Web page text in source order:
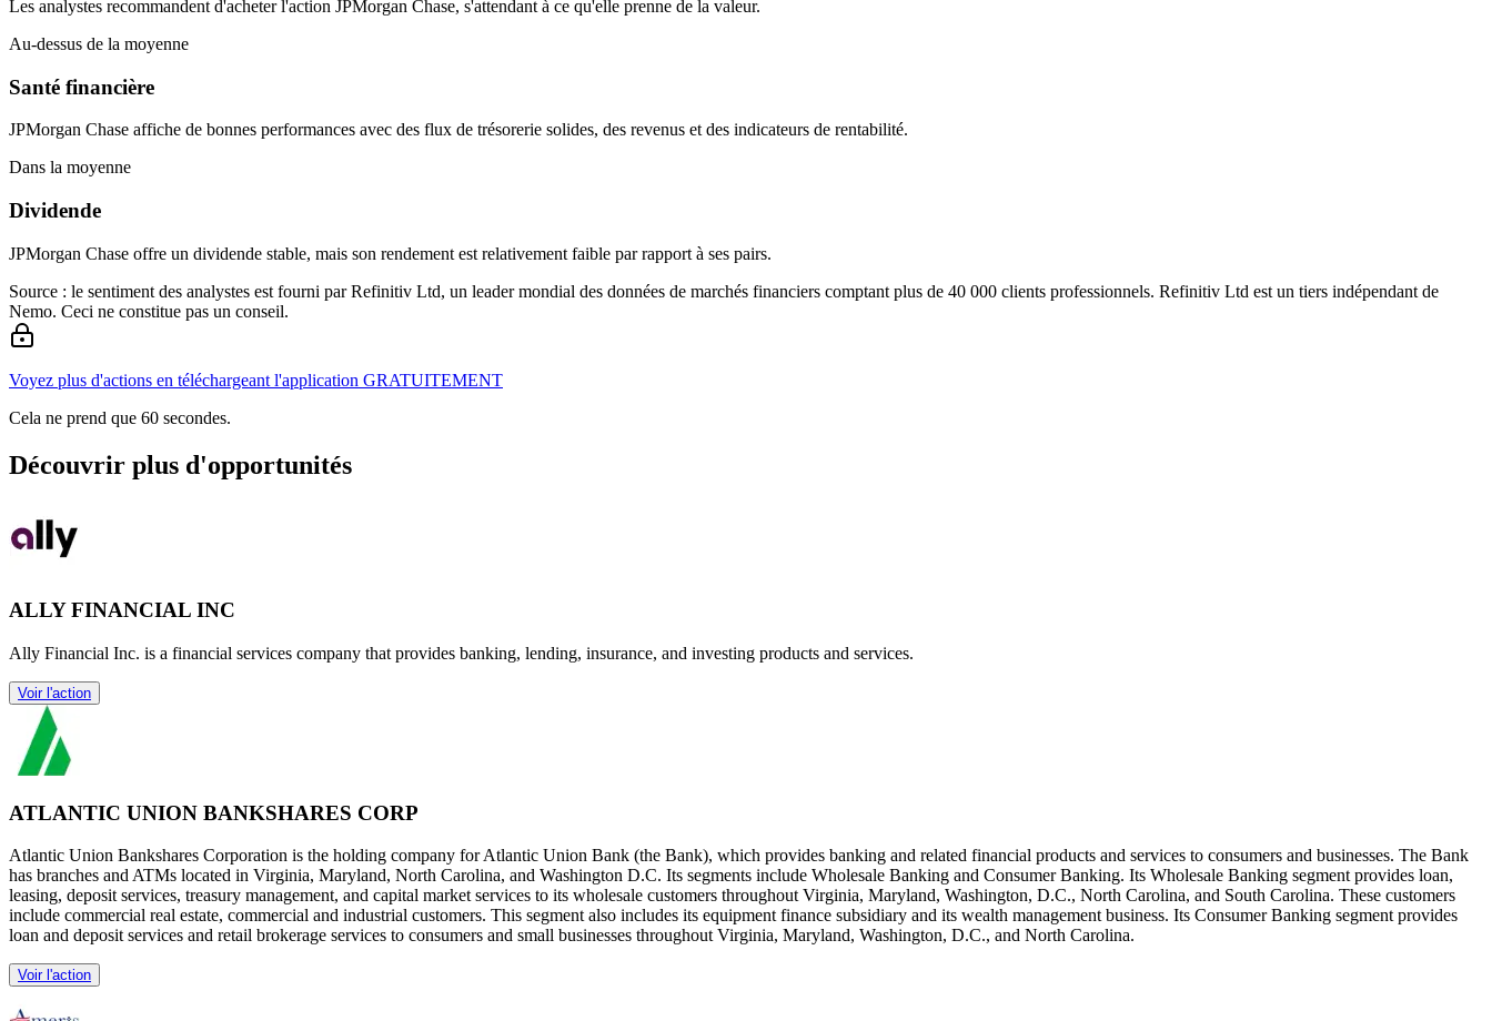
Les analystes recommandent d'acheter l'action JPMorgan Chase, s'attendant à ce qu'elle prenne de la valeur.
Au-dessus de la moyenne
Santé financière
JPMorgan Chase affiche de bonnes performances avec des flux de trésorerie solides, des revenus et des indicateurs de rentabilité.
Dans la moyenne
Dividende
JPMorgan Chase offre un dividende stable, mais son rendement est relativement faible par rapport à ses pairs.
Source : le sentiment des analystes est fourni par Refinitiv Ltd, un leader mondial des données de marchés financiers comptant plus de 40 000 clients professionnels. Refinitiv Ltd est un tiers indépendant de
Nemo. Ceci ne constitue pas un conseil.
Voyez plus d'actions en téléchargeant l'application GRATUITEMENT
Cela ne prend que 60 secondes.
Découvrir plus d'opportunités
ALLY FINANCIAL INC
Ally Financial Inc. is a financial services company that provides banking, lending, insurance, and investing products and services.
Voir l'action
ATLANTIC UNION BANKSHARES CORP
Atlantic Union Bankshares Corporation is the holding company for Atlantic Union Bank (the Bank), which provides banking and related financial products and services to consumers and businesses. The Bank
has branches and ATMs located in Virginia, Maryland, North Carolina, and Washington D.C. Its segments include Wholesale Banking and Consumer Banking. Its Wholesale Banking segment provides loan,
leasing, deposit services, treasury management, and capital market services to its wholesale customers throughout Virginia, Maryland, Washington, D.C., North Carolina, and South Carolina. These customers
include commercial real estate, commercial and industrial customers. This segment also includes its equipment finance subsidiary and its wealth management business. Its Consumer Banking segment provides
loan and deposit services and retail brokerage services to consumers and small businesses throughout Virginia, Maryland, Washington, D.C., and North Carolina.
Voir l'action